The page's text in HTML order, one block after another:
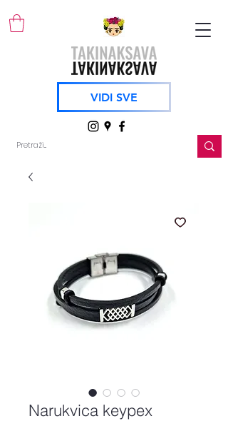
VIDI SVE
Narukvica keypex